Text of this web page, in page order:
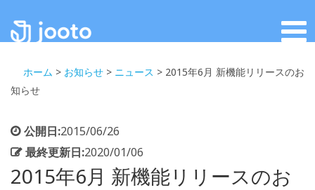
ホーム > お知らせ > ニュース > 2015年6月 新機能リリースのお
知らせ
公開日:2015/06/26
最終更新日:2020/01/06
2015年6月 新機能リリースのお